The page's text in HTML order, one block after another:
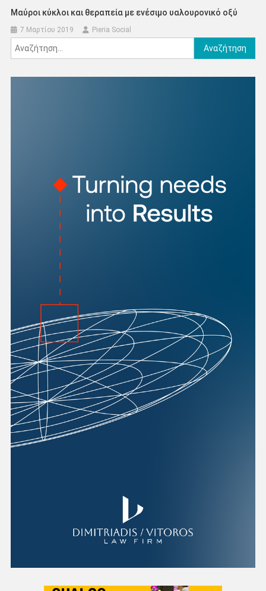
Μαύροι κύκλοι και θεραπεία με ενέσιμο υαλουρονικό οξύ
7 Μαρτίου 2019 Pieria Social
Αναζήτηση
για: